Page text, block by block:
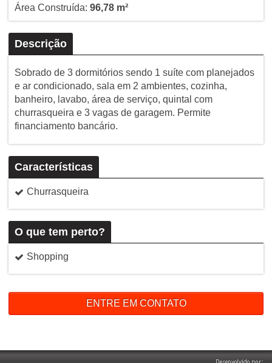
Área Construída: 96,78 m²
Descrição
Sobrado de 3 dormitórios sendo 1 suíte com planejados
e ar condicionado, sala em 2 ambientes, cozinha,
banheiro, lavabo, área de serviço, quintal com
churrasqueira e 3 vagas de garagem. Permite
financiamento bancário.
Características
Churrasqueira
O que tem perto?
Shopping
ENTRE EM CONTATO